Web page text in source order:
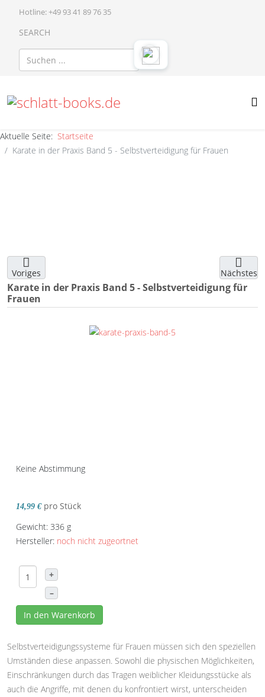
Hotline: +49 93 41 89 76 35
SEARCH
Aktuelle Seite: Startseite
Karate in der Praxis Band 5 - Selbstverteidigung für Frauen
Voriges Nächstes
Karate in der Praxis Band 5 - Selbstverteidigung für
Frauen
Keine Abstimmung
14,99 € pro Stück
Gewicht: 336 g
Hersteller: noch nicht zugeortnet
+
–
In den Warenkorb
Selbstverteidigungssysteme für Frauen müssen sich den speziellen
Umständen diese anpassen. Sowohl die physischen Möglichkeiten,
Einschränkungen durch das Tragen weiblicher Kleidungsstücke als
auch die Angriffe, mit denen du konfrontiert wirst, unterscheiden